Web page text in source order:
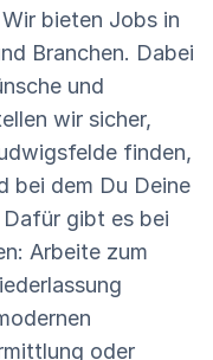
bieten Jobs in
Branchen. Dabei
und
wir sicher,
finden,
bei dem Du Deine
gibt es bei
Arbeite zum
oder